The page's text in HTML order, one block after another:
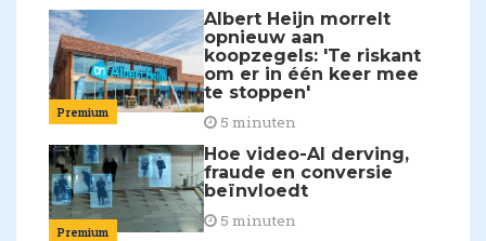
Premium
Albert Heijn morrelt
opnieuw aan
koopzegels: 'Te riskant
om er in één keer mee
te stoppen'
5 minuten
Premium
Hoe video-AI derving,
fraude en conversie
beïnvloedt
5 minuten